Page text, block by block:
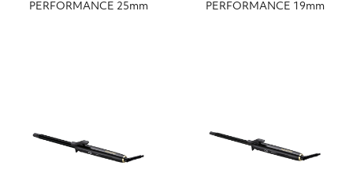
PERFORMANCE 25mm
PERFORMANCE 19mm